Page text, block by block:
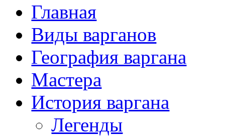
Главная
Виды варганов
География варгана
Мастера
История варгана
Легенды